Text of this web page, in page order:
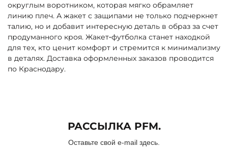
округлым воротником, которая мягко обрамляет
линию плеч. А жакет с защипами не только подчеркнет
талию, но и добавит интересную деталь в образ за счет
продуманного кроя. Жакет‑футболка станет находкой
для тех, кто ценит комфорт и стремится к минимализму
в деталях. Доставка оформленных заказов проводится
по Краснодару.
РАССЫЛКА PFM.
Оставьте свой e-mail здесь.